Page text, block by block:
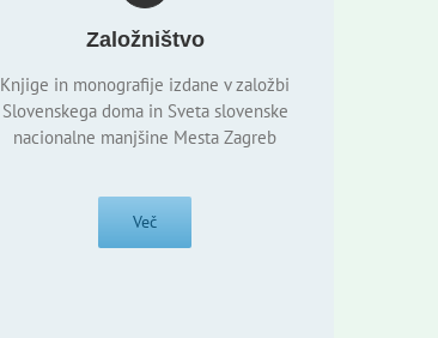
Založništvo
Knjige in monografije izdane v založbi
Slovenskega doma in Sveta slovenske
nacionalne manjšine Mesta Zagreb
Več